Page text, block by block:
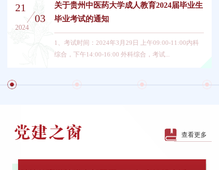
21
03
2024
关于贵州中医药大学成人教育2024届毕业生
毕业考试的通知
1、考试时间：2024年3月29日 上午09:00-11:00内科
综合，下午14:00-16:00 外科综合，考试...
查看更多